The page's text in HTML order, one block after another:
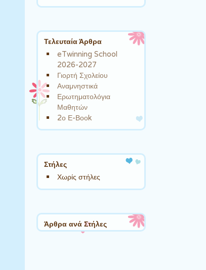
Τελευταία Άρθρα
eTwinning School
2026-2027
Γιορτή Σχολείου
Αναμνηστικά
Ερωτηματολόγια
Μαθητών
2ο Ε-Βοοk
Στήλες
Χωρίς στήλες
Άρθρα ανά Στήλες